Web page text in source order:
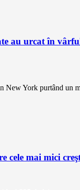
au urcat în
New York purtând un
cele mai mici